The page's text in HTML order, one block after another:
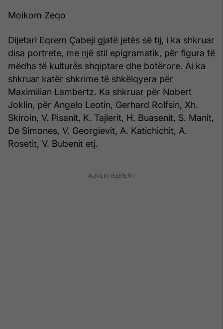
Moikom Zeqo
Dijetari Eqrem Çabeji gjatë jetës së tij, i ka shkruar
disa portrete, me një stil epigramatik, për figura të
mëdha të kulturës shqiptare dhe botërore. Ai ka
shkruar katër shkrime të shkëlqyera për
Maximilian Lambertz. Ka shkruar për Nobert
Joklin, për Angelo Leotin, Gerhard Rolfsin, Xh.
Skiroin, V. Pisanit, K. Tajlerit, H. Buasenit, S. Manit,
De Simones, V. Georgievit, A. Katichichit, A.
Rosetit, V. Bubenit etj.